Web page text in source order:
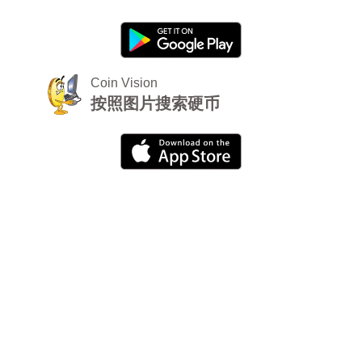
Coin Vision
按照图片搜索硬币